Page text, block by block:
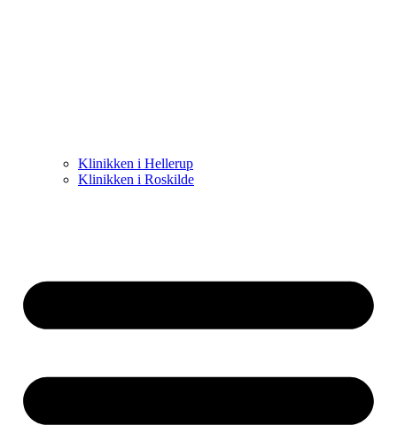
Klinikken i Hellerup
Klinikken i Roskilde